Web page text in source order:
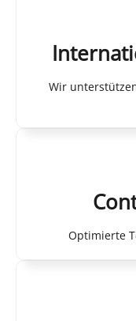
Wir
Optimierte